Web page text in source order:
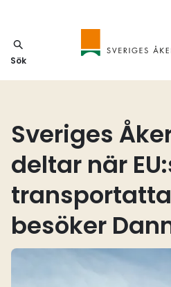
Sök
Sveriges
deltar när
besöker